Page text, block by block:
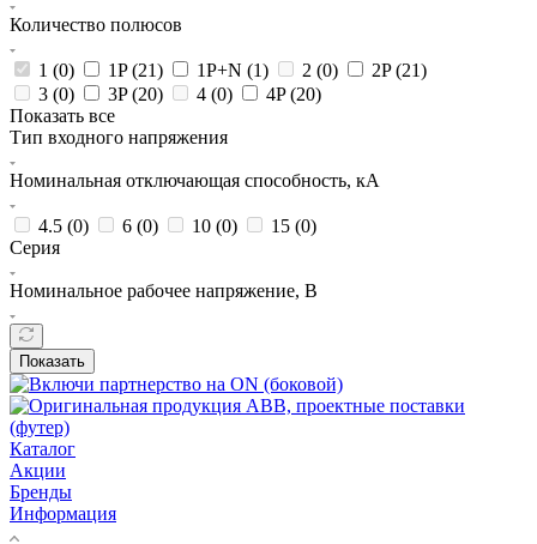
Количество полюсов
1 (0) 1P (21) 1P+N (1) 2 (0) 2P (21)
3 (0) 3P (20) 4 (0) 4P (20)
Показать все
Тип входного напряжения
Номинальная отключающая способность, кА
4.5 (0) 6 (0) 10 (0) 15 (0)
Серия
Номинальное рабочее напряжение, В
Показать
Каталог
Акции
Бренды
Информация